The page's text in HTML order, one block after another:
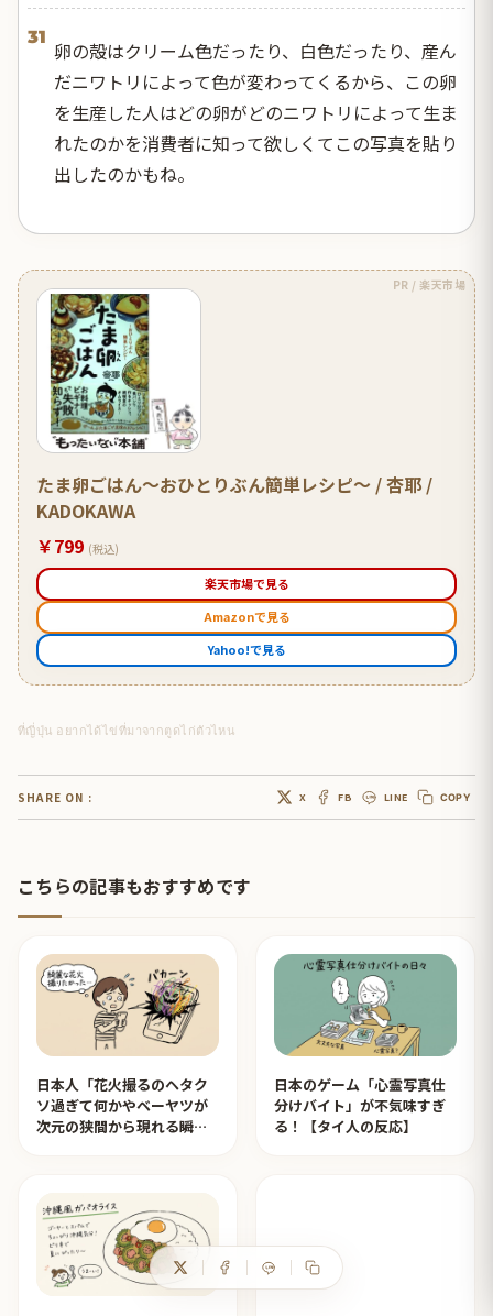
31
卵の殻はクリーム色だったり、白色だったり、産ん
だニワトリによって色が変わってくるから、この卵
を生産した人はどの卵がどのニワトリによって生ま
れたのかを消費者に知って欲しくてこの写真を貼り
出したのかもね。
PR / 楽天市場
たま卵ごはん～おひとりぶん簡単レシピ～ / 杏耶 /
KADOKAWA
￥799 (税込)
楽天市場で見る
Amazonで見る
Yahoo!で見る
ที่ญี่ปุ่น อยากได้ไข่ที่มาจากตูดไก่ตัวไหน
SHARE ON : X FB LINE COPY
こちらの記事もおすすめです
日本人「花火撮るのヘタク
ソ過ぎて何かやベーヤツが
次元の狭間から現れる瞬間
日本のゲーム「心霊写真仕
分けバイト」が不気味すぎ
る！【タイ人の反応】